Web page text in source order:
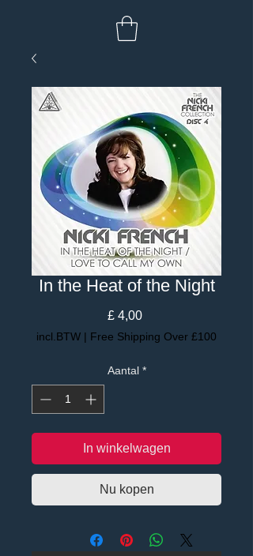
In the Heat of the Night
£ 4,00Prijs
incl.BTW | Free Shipping Over £100
Aantal *
In winkelwagen
Nu kopen